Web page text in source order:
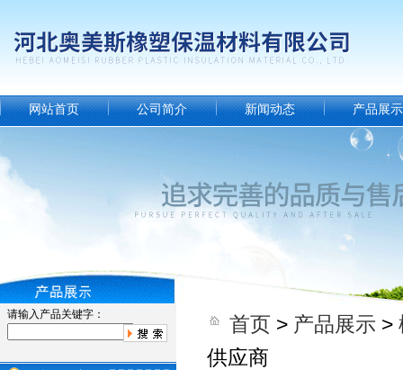
网站首页 公司简介 新闻动态 产品展示
请输入产品关键字： 首页 > 产品展示 >
供应商